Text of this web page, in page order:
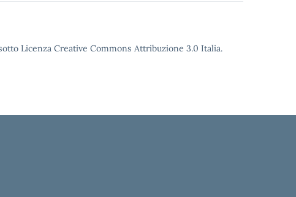
Licenza Creative Commons Attribuzione 3.0 Italia.